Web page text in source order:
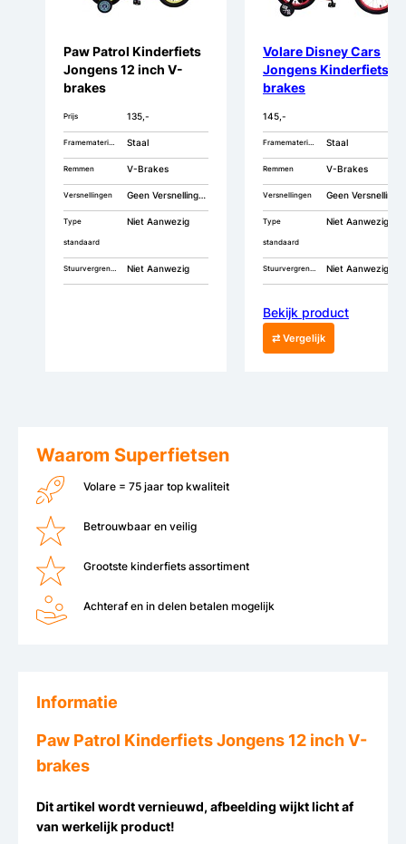
Paw Patrol Kinderfiets
Jongens 12 inch V-
brakes
Prijs 135,-
Staal
Remmen V-Brakes
Versnellingen Geen Versnellingen
Type
standaard
Niet Aanwezig
Niet Aanwezig
Volare Disney Cars
Jongens Kinderfiets V-
brakes
145,-
Staal
Remmen V-Brakes
Versnellingen Geen Versnellingen
Type
standaard
Niet Aanwezig
Niet Aanwezig
Bekijk product
⇄ Vergelijk
Waarom Superfietsen
Volare = 75 jaar top kwaliteit
Betrouwbaar en veilig
Grootste kinderfiets assortiment
Achteraf en in delen betalen mogelijk
Informatie
Paw Patrol Kinderfiets Jongens 12 inch V-
brakes
Dit artikel wordt vernieuwd, afbeelding wijkt licht af
van werkelijk product!